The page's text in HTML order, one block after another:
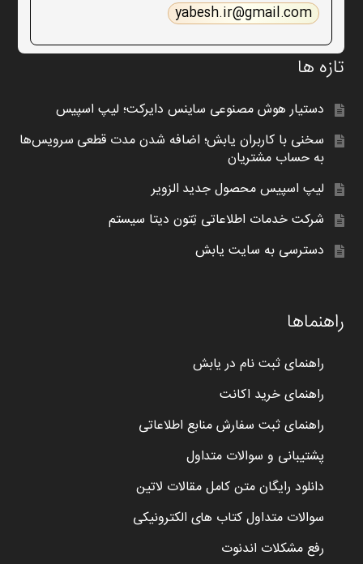
yabesh.ir@gmail.com
تازه ها
دستیار هوش مصنوعی ساینس دایرکت؛ لیپ اسپیس
سخنی با کاربران یابش؛ اضافه شدن مدت قطعی سرویس‌ها
به حساب مشتریان
لیپ اسپیس محصول جدید الزویر
شرکت خدمات اطلاعاتی تِتون دیتا سیستم
دسترسی به سایت یابش
راهنماها
راهنمای ثبت نام در یابش
راهنمای خرید اکانت
راهنمای ثبت سفارش منابع اطلاعاتی
پشتیبانی و سوالات متداول
دانلود رایگان متن کامل مقالات لاتین
سوالات متداول کتاب های الکترونیکی
رفع مشکلات اندنوت